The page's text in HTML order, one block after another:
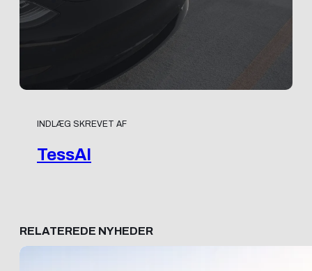
INDLÆG SKREVET AF
TessAI
RELATEREDE NYHEDER